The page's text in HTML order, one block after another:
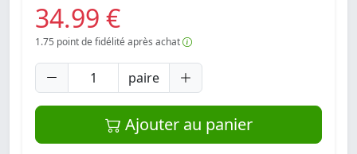
34.99 €
1.75 point de fidélité après achat
paire
Ajouter au panier